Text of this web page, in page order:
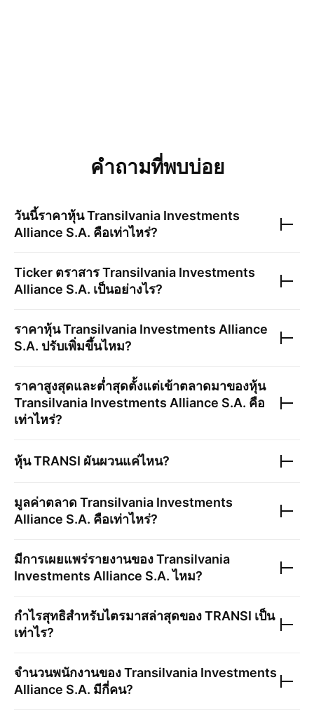
คำถามที่พบบ่อย
วันนี้ราคาหุ้นTransilvania Investments
Alliance S.A. คือเท่าไหร่?
Ticker ตราสารTransilvania Investments
Alliance S.A. เป็นอย่างไร?
ราคาหุ้นTransilvania Investments Alliance
S.A. ปรับเพิ่มขึ้นไหม?
ราคาสูงสุดและต่ำสุดตั้งแต่เข้าตลาดมาของหุ้น
Transilvania Investments Alliance S.A. คือ
เท่าไหร่?
หุ้นTRANSI ผันผวนแค่ไหน?
มูลค่าตลาด Transilvania Investments
Alliance S.A. คือเท่าไหร่?
มีการเผยแพร่รายงานของTransilvania
Investments Alliance S.A.ไหม?
กำไรสุทธิสำหรับไตรมาสล่าสุดของTRANSI เป็น
เท่าไร?
จำนวนพนักงานของTransilvania Investments
Alliance S.A. มีกี่คน?